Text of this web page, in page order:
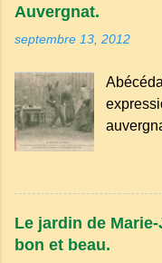
Auvergnat.
septembre 13, 2012
et est
Le jardin de
bon et beau.